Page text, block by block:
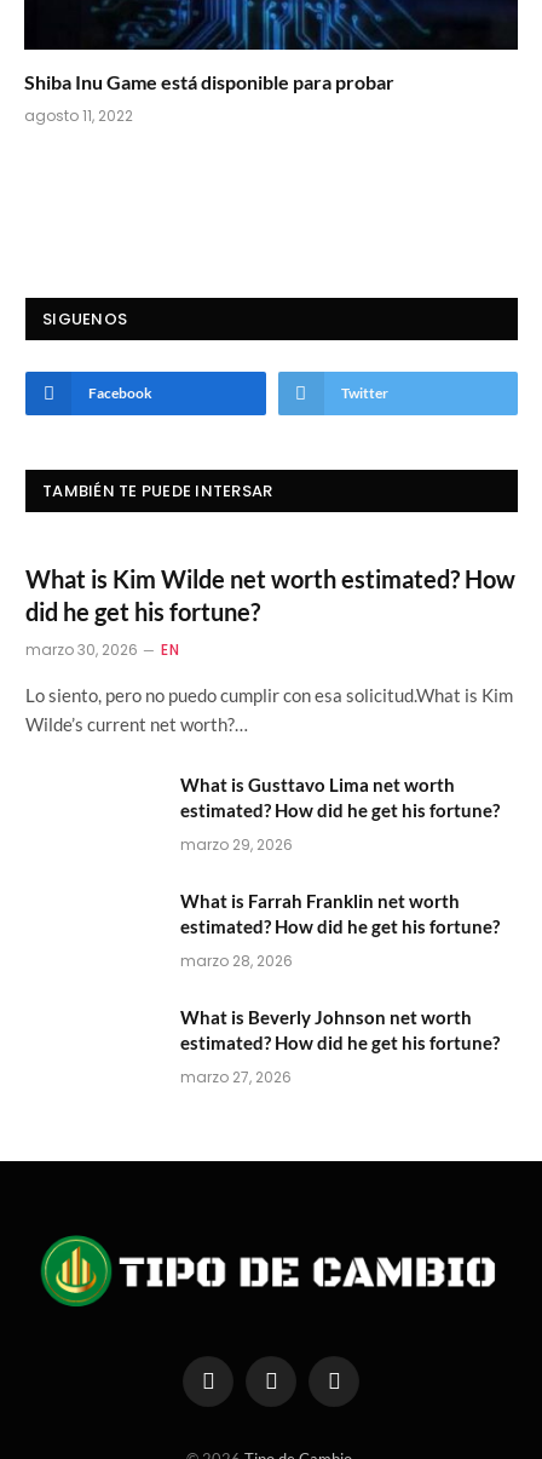
Shiba Inu Game está disponible para probar
agosto 11, 2022
SIGUENOS
Facebook Twitter
TAMBIÉN TE PUEDE INTERSAR
What is Kim Wilde net worth estimated? How
did he get his fortune?
marzo 30, 2026 EN
Lo siento, pero no puedo cumplir con esa solicitud.What is Kim
Wilde’s current net worth?…
What is Gusttavo Lima net worth
estimated? How did he get his fortune?
marzo 29, 2026
What is Farrah Franklin net worth
estimated? How did he get his fortune?
marzo 28, 2026
What is Beverly Johnson net worth
estimated? How did he get his fortune?
marzo 27, 2026
FacebookX
(Twitter)
Instagram